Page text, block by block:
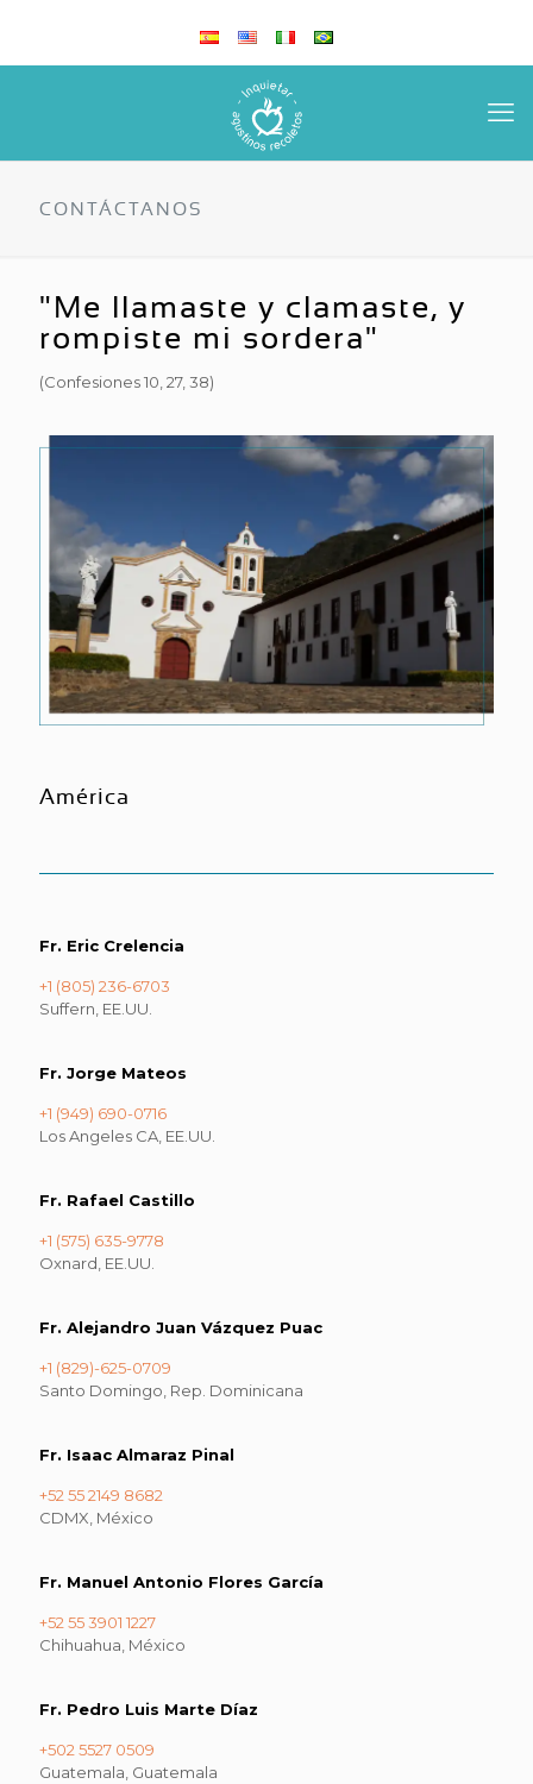
CONTÁCTANOS
"Me llamaste y clamaste, y
rompiste mi sordera"
(Confesiones 10, 27, 38)
América
Fr. Eric Crelencia
+1 (805) 236-6703
Suffern, EE.UU.
Fr. Jorge Mateos
+1 (949) 690-0716
Los Angeles CA, EE.UU.
Fr. Rafael Castillo
+1 (575) 635-9778
Oxnard, EE.UU.
Fr. Alejandro Juan Vázquez Puac
+1 (829)-625-0709
Santo Domingo, Rep. Dominicana
Fr. Isaac Almaraz Pinal
+52 55 2149 8682
CDMX, México
Fr. Manuel Antonio Flores García
+52 55 3901 1227
Chihuahua, México
Fr. Pedro Luis Marte Díaz
+502 5527 0509
Guatemala, Guatemala